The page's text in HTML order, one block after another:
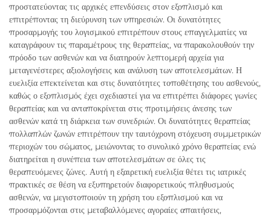
προστατεύοντας τις αρχικές επενδύσεις στον εξοπλισμό και
επιτρέποντας τη διεύρυνση των υπηρεσιών. Οι δυνατότητες
προσαρμογής του λογισμικού επιτρέπουν στους επαγγελματίες να
καταγράφουν τις παραμέτρους της θεραπείας, να παρακολουθούν την
πρόοδο των ασθενών και να διατηρούν λεπτομερή αρχεία για
μεταγενέστερες αξιολογήσεις και ανάλυση των αποτελεσμάτων. Η
ευελιξία επεκτείνεται και στις δυνατότητες τοποθέτησης του ασθενούς,
καθώς ο εξοπλισμός έχει σχεδιαστεί για να επιτρέπει διάφορες γωνίες
θεραπείας και να ανταποκρίνεται στις προτιμήσεις άνεσης των
ασθενών κατά τη διάρκεια των συνεδριών. Οι δυνατότητες θεραπείας
πολλαπλών ζωνών επιτρέπουν την ταυτόχρονη στόχευση συμμετρικών
περιοχών του σώματος, μειώνοντας το συνολικό χρόνο θεραπείας ενώ
διατηρείται η συνέπεια των αποτελεσμάτων σε όλες τις
θεραπευόμενες ζώνες. Αυτή η εξαιρετική ευελιξία θέτει τις ιατρικές
πρακτικές σε θέση να εξυπηρετούν διαφορετικούς πληθυσμούς
ασθενών, να μεγιστοποιούν τη χρήση του εξοπλισμού και να
προσαρμόζονται στις μεταβαλλόμενες αγοραίες απαιτήσεις,